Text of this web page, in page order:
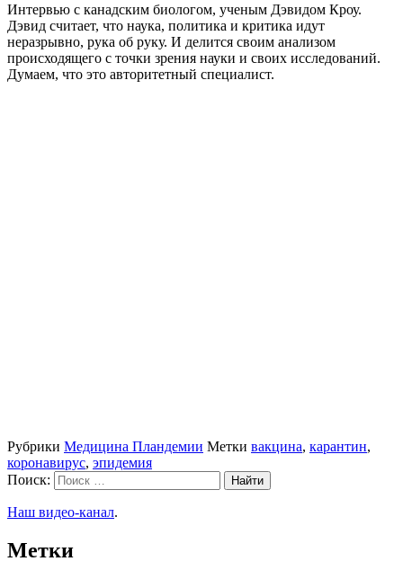
Интервью с канадским биологом, ученым Дэвидом Кроу.
Дэвид считает, что наука, политика и критика идут
неразрывно, рука об руку. И делится своим анализом
происходящего с точки зрения науки и своих исследований.
Думаем, что это авторитетный специалист.
Рубрики Медицина Пландемии Метки вакцина, карантин,
коронавирус, эпидемия
Поиск:
Наш видео-канал.
Метки